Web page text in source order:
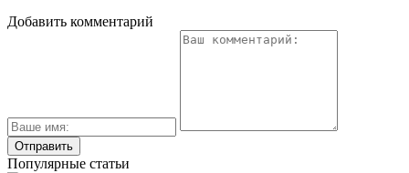
Добавить комментарий
Популярные статьи